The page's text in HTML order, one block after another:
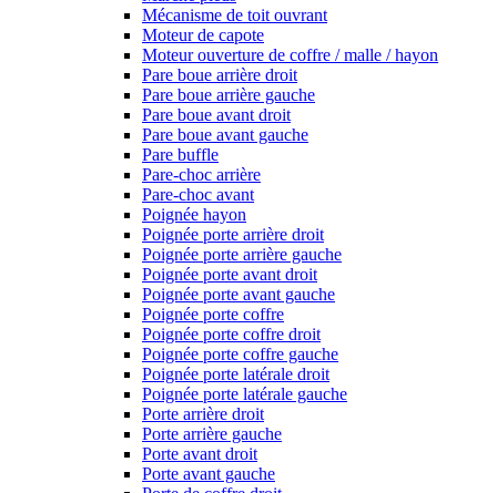
Mécanisme de toit ouvrant
Moteur de capote
Moteur ouverture de coffre / malle / hayon
Pare boue arrière droit
Pare boue arrière gauche
Pare boue avant droit
Pare boue avant gauche
Pare buffle
Pare-choc arrière
Pare-choc avant
Poignée hayon
Poignée porte arrière droit
Poignée porte arrière gauche
Poignée porte avant droit
Poignée porte avant gauche
Poignée porte coffre
Poignée porte coffre droit
Poignée porte coffre gauche
Poignée porte latérale droit
Poignée porte latérale gauche
Porte arrière droit
Porte arrière gauche
Porte avant droit
Porte avant gauche